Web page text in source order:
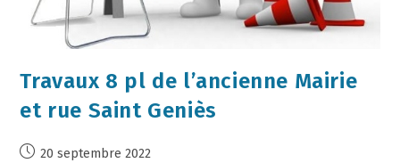
Travaux 8 pl de l’ancienne Mairie
et rue Saint Geniès
20 septembre 2022